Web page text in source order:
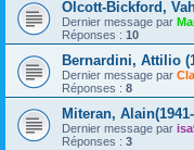
Olcott-Bickford,
Dernier message par
Réponses : 10
Bernardini, Attilio
Dernier message par
Réponses : 8
Miteran,
Dernier message par
Réponses : 3